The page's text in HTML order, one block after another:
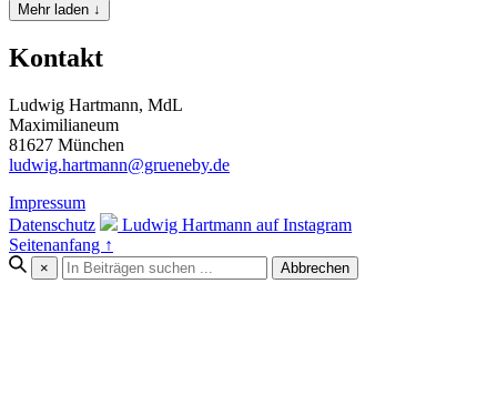
Mehr laden ↓
Kontakt
Ludwig Hartmann, MdL
Maximilianeum
81627 München
ludwig.hartmann@grueneby.de
Impressum
Datenschutz
Ludwig Hartmann auf Instagram
Seitenanfang ↑
× Abbrechen